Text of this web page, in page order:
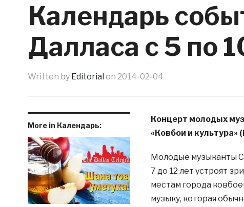
Календарь
Далласа c 5 по
Written by Editorial on 2014-02-04
More in Календарь:
Концерт молодых
«Ковбои и культура»
Молодые музыканты
7 до 12 лет устроят
местам города
музыку, которая